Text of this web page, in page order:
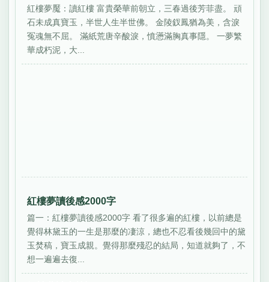
紅樓夢魘：讀紅樓 富貴榮華前朝立，三春過後芳菲盡。 頑
石未成真寶玉，半世人生半世佛。 金陵釵鳳猶為美，含淚
冤魂無不屈。 滿紙荒唐辛酸淚，憤懣滿胸真事隱。 一夢繁
華成朽泥，大...
紅樓夢讀後感2000字
篇一：紅樓夢讀後感2000字 看了很多遍的紅樓，以前總是
覺得林黛玉的一生是那麼的凄涼，總也不忍看後幾回中的黛
玉焚稿，寶玉成親。覺得那麼殘忍的結局，知道就夠了，不
想一遍遍去復...